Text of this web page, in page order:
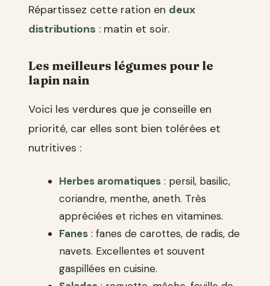
Répartissez cette ration en deux
distributions : matin et soir.
Les meilleurs légumes pour le
lapin nain
Voici les verdures que je conseille en
priorité, car elles sont bien tolérées et
nutritives :
Herbes aromatiques : persil, basilic,
coriandre, menthe, aneth. Très
appréciées et riches en vitamines.
Fanes : fanes de carottes, de radis, de
navets. Excellentes et souvent
gaspillées en cuisine.